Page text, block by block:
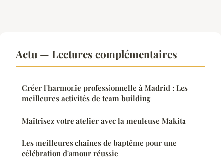
Actu — Lectures complémentaires
Créer l'harmonie professionnelle à Madrid : Les
meilleures activités de team building
Maîtrisez votre atelier avec la meuleuse Makita
Les meilleures chaînes de baptême pour une
célébration d'amour réussie